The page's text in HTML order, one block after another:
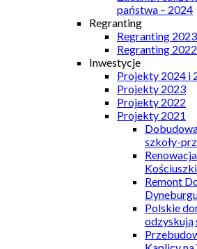
państwa – 2024
Regranting
Regranting 2023
Regranting 2022
Inwestycje
Projekty 2024 i
Projekty 2023
Projekty 2022
Projekty 2021
szkoły-
Remont
Polskie
odzyskują